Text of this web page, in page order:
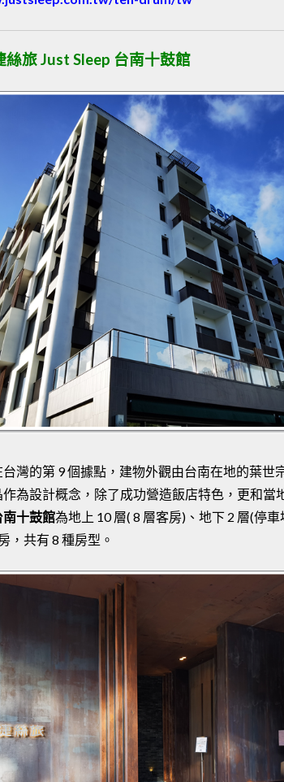
旅 Just Sleep 台南十鼓館
灣的第 9 個據點，建物外觀由台南在地的葉世
為設計概念，除了成功營造飯店特色，更和當
十鼓館為地上 10 層( 8 層客房)、地下 2 層(停
，共有 8 種房型。